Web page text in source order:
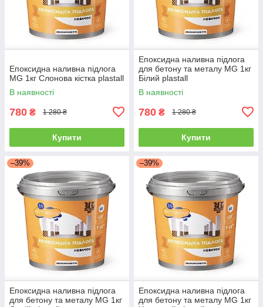
Епоксидна наливна підлога
MG 1кг Слонова кістка plastall
В наявності
780 ₴ 1 280 ₴
Купити
Епоксидна наливна підлога
для бетону та металу MG 1кг
Білий plastall
В наявності
780 ₴ 1 280 ₴
Купити
–39%
Епоксидна наливна підлога
для бетону та металу MG 1кг
–39%
Епоксидна наливна підлога
для бетону та металу MG 1кг